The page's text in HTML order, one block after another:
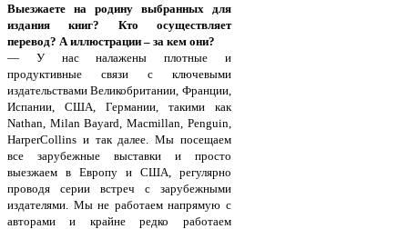
Выезжаете на родину выбранных для
издания книг? Кто осуществляет
перевод? А иллюстрации – за кем они?
— У нас налажены плотные и
продуктивные связи с ключевыми
издательствами Великобритании, Франции,
Испании, США, Германии, такими как
Nathan, Milan Bayard, Macmillan, Penguin,
HarperCollins и так далее. Мы посещаем
все зарубежные выставки и просто
выезжаем в Европу и США, регулярно
проводя серии встреч с зарубежными
издателями. Мы не работаем напрямую с
авторами и крайне редко работаем